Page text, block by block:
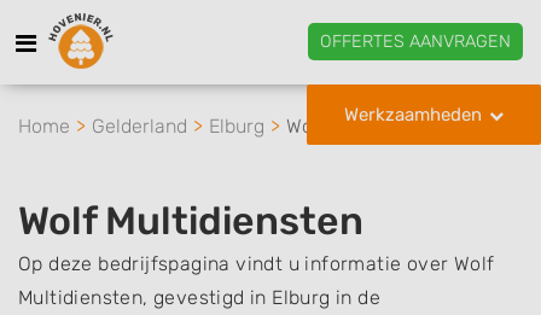
OFFERTES AANVRAGEN
Werkzaamheden
Home Gelderland Elburg Wolf Multidiensten
Wolf Multidiensten
Op deze bedrijfspagina vindt u informatie over Wolf
Multidiensten, gevestigd in Elburg in de